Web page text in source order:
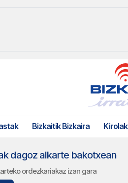
Bizkaitik Bizkaira Kirolak
dagoz alkarte bakotxean
ordezkariakaz izan gara